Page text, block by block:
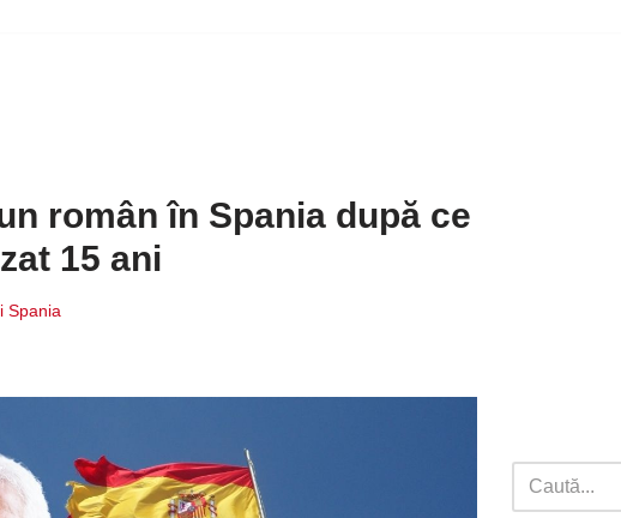
român în Spania după ce
15 ani
Spania